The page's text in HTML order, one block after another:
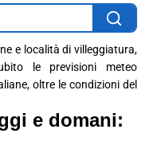
e località di villeggiatura,
le previsioni meteo
oltre le condizioni del
e domani: